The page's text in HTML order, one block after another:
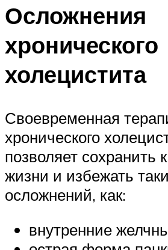
Осложнения
хронического
холецистита
Своевременная
хронического
позволяет сохранить
жизни и избежать
осложнений, как:
внутренние